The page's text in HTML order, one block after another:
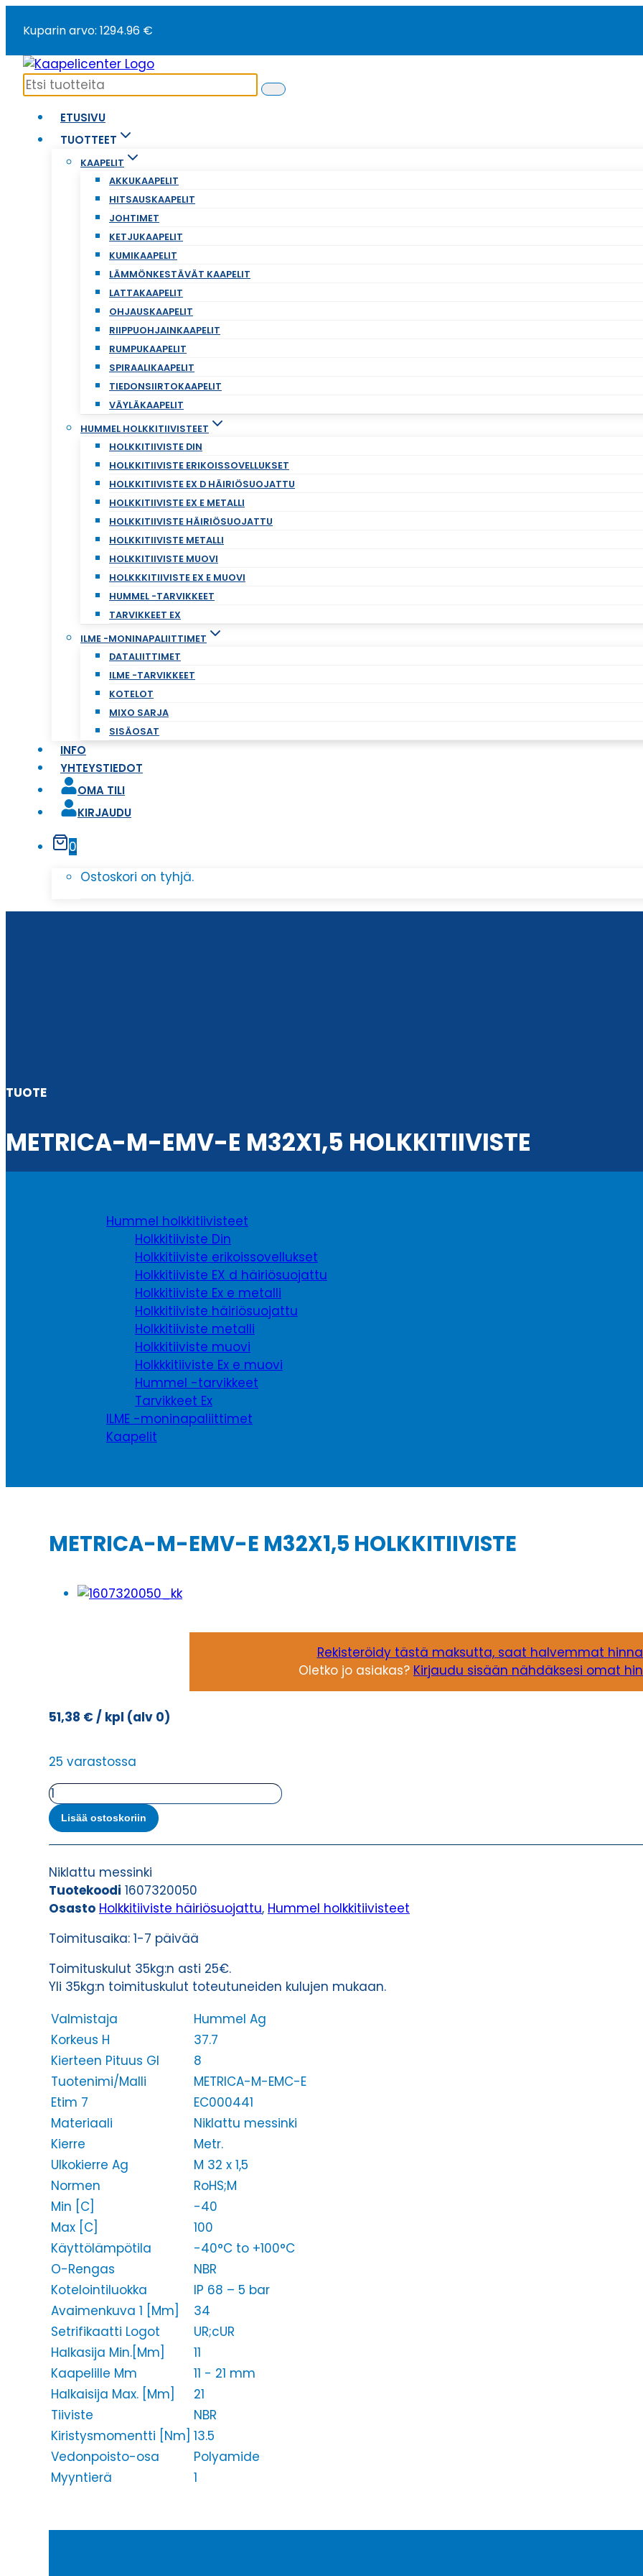
sisältöön
Kuparin arvo: 1294.96 €
ETUSIVU
TUOTTEET
KAAPELIT
AKKUKAAPELIT
HITSAUSKAAPELIT
JOHTIMET
KETJUKAAPELIT
KUMIKAAPELIT
LÄMMÖNKESTÄVÄT KAAPELIT
LATTAKAAPELIT
OHJAUSKAAPELIT
RIIPPUOHJAINKAAPELIT
RUMPUKAAPELIT
SPIRAALIKAAPELIT
TIEDONSIIRTOKAAPELIT
VÄYLÄKAAPELIT
HUMMEL HOLKKITIIVISTEET
HOLKKITIIVISTE DIN
HOLKKITIIVISTE ERIKOISSOVELLUKSET
HOLKKITIIVISTE EX D HÄIRIÖSUOJATTU
HOLKKITIIVISTE EX E METALLI
HOLKKITIIVISTE HÄIRIÖSUOJATTU
HOLKKITIIVISTE METALLI
HOLKKITIIVISTE MUOVI
HOLKKKITIIVISTE EX E MUOVI
HUMMEL -TARVIKKEET
TARVIKKEET EX
ILME -MONINAPALIITTIMET
DATALIITTIMET
ILME -TARVIKKEET
KOTELOT
MIXO SARJA
SISÄOSAT
INFO
YHTEYSTIEDOT
OMA TILI
KIRJAUDU
0
Ostoskori on tyhjä.
TUOTE
METRICA-M-EMV-E M32X1,5 HOLKKITIIVISTE
Hummel holkkitiivisteet
Holkkitiiviste Din
Holkkitiiviste erikoissovellukset
Holkkitiiviste EX d häiriösuojattu
Holkkitiiviste Ex e metalli
Holkkitiiviste häiriösuojattu
Holkkitiiviste metalli
Holkkitiiviste muovi
Holkkkitiiviste Ex e muovi
Hummel -tarvikkeet
Tarvikkeet Ex
ILME -moninapaliittimet
Kaapelit
METRICA-M-EMV-E M32X1,5 HOLKKITIIVISTE
Rekisteröidy tästä maksutta, saat halvemmat
Oletko jo asiakas? Kirjaudu sisään nähdäksesi omat
51,38 € / kpl (alv 0)
25 varastossa
METRICA-
M-
EMV-
E
M32X1,5
HOLKKITIIVISTE
määrä
Lisää ostoskoriin
Niklattu messinki
Tuotekoodi 1607320050
Osasto Holkkitiiviste häiriösuojattu, Hummel holkkitiivisteet
Toimitusaika: 1-7 päivää
Toimituskulut 35kg:n asti 25€.
Yli 35kg:n toimituskulut toteutuneiden kulujen mukaan.
Valmistaja
Hummel Ag
Korkeus H
37.7
Kierteen Pituus Gl
8
Tuotenimi/Malli
METRICA-M-EMC-E
Etim 7
EC000441
Materiaali
Niklattu messinki
Kierre
Metr.
Ulkokierre Ag
M 32 x 1,5
Normen
RoHS;M
Min [C]
-40
Max [C]
100
Käyttölämpötila
-40°C to +100°C
O-Rengas
NBR
Kotelointiluokka
IP 68 – 5 bar
Avaimenkuva 1 [Mm]
34
Setrifikaatti Logot
UR;cUR
Halkasija Min.[Mm]
11
Kaapelille Mm
11 - 21 mm
Halkaisija Max. [Mm]
21
Tiiviste
NBR
Kiristysmomentti [Nm] 13.5
Vedonpoisto-osa
Polyamide
Myyntierä
1